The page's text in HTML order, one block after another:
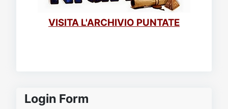
Login Form
VISITA L'ARCHIVIO PUNTATE